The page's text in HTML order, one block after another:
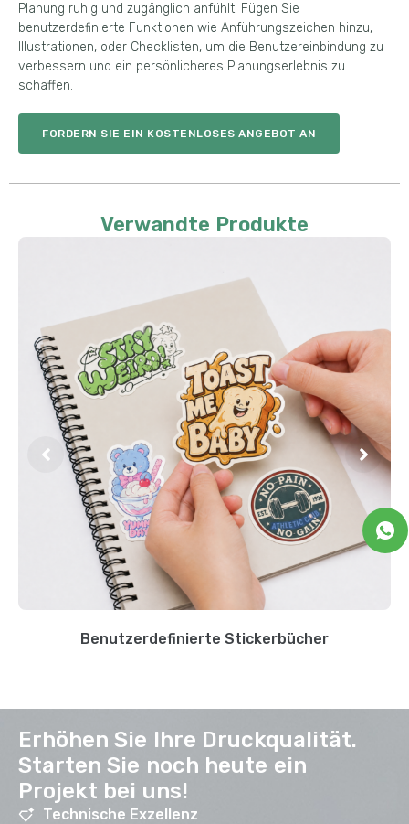
Planung ruhig und zugänglich anfühlt. Fügen Sie
benutzerdefinierte Funktionen wie Anführungszeichen hinzu,
Illustrationen, oder Checklisten, um die Benutzereinbindung zu
verbessern und ein persönlicheres Planungserlebnis zu
schaffen.
FORDERN SIE EIN KOSTENLOSES ANGEBOT AN
Verwandte Produkte
Benutzerdefinierte Stickerbücher
Erhöhen Sie Ihre Druckqualität.
Starten Sie noch heute ein
Projekt bei uns!
Technische Exzellenz